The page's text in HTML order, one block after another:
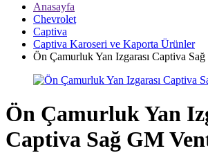
Anasayfa
Chevrolet
Captiva
Captiva Karoseri ve Kaporta Ürünler
Ön Çamurluk Yan Izgarası Captiva
Ön Çamurluk Yan
Captiva Sağ GM